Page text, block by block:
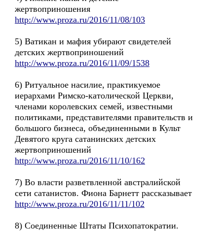
жертвоприношения
http://www.proza.ru/2016/11/08/103
5) Ватикан и мафия убирают свидетелей
детских жертвоприношений
http://www.proza.ru/2016/11/09/1538
6) Ритуальное насилие, практикуемое
иерархами Римско-католической Церкви,
членами королевских семей, известными
политиками, представителями правительств и
большого бизнеса, объединенными в Культ
Девятого круга сатанинских детских
жертвоприношений
http://www.proza.ru/2016/11/10/162
7) Во власти разветвленной австралийской
сети сатанистов. Фиона Барнетт рассказывает
http://www.proza.ru/2016/11/11/102
8) Соединенные Штаты Психопатократии.